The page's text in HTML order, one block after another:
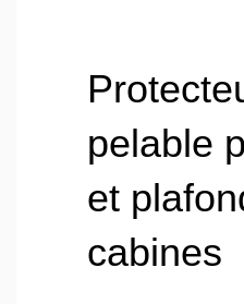
pelable
et
cabines